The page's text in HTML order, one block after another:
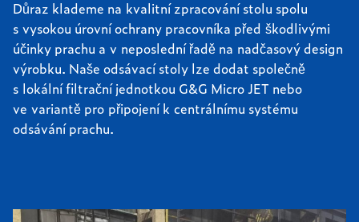
Důraz klademe na kvalitní zpracování stolu spolu
s vysokou úrovní ochrany pracovníka před škodlivými
účinky prachu a v neposlední řadě na nadčasový design
výrobku. Naše odsávací stoly lze dodat společně
s lokální filtrační jednotkou G&G Micro JET nebo
ve variantě pro připojení k centrálnímu systému
odsávání prachu.